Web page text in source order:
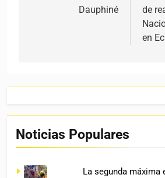
Dauphiné
de
en
Noticias Populares
La segunda máxima